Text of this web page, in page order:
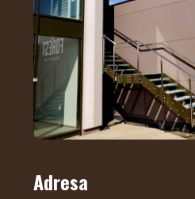
Adresa